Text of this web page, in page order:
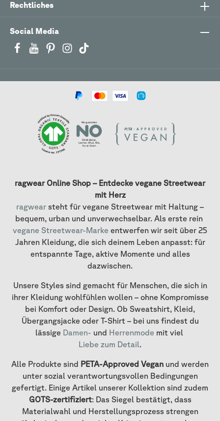
Social Media
Rechtliches
ragwear Online Shop – Entdecke vegane Streetwear
mit Herz
ragwear steht für vegane Streetwear mit Haltung –
bequem, urban und unverwechselbar. Als erste rein
vegane Streetwear-Marke entwerfen wir seit über 25
Jahren Kleidung, die sich deinem Leben anpasst: für
entspannte Tage, aktive Momente und alles
dazwischen.
Unsere Styles sind gemacht für Menschen, die sich in
ihrer Kleidung wohlfühlen wollen – ohne Kompromisse
bei Komfort oder Design. Ob Sweatshirt, Kleid,
Übergangsjacke oder T-Shirt – bei uns findest du
lässige Damen- und Herrenmode mit viel
Liebe zum Detail.
Alle Produkte sind PETA-Approved Vegan und werden
unter sozial verantwortungsvollen Bedingungen
gefertigt. Einige Artikel unserer Kollektion sind zudem
GOTS-zertifiziert: Das Siegel bestätigt, dass
Materialwahl und Herstellungsprozess strengen